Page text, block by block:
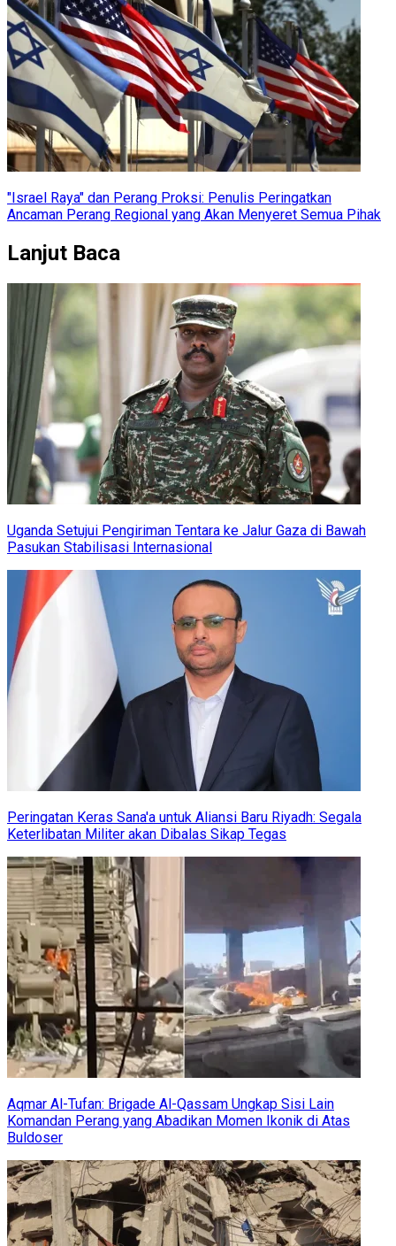
"Israel Raya" dan Perang Proksi: Penulis Peringatkan
Ancaman Perang Regional yang Akan Menyeret Semua Pihak
Lanjut Baca
Uganda Setujui Pengiriman Tentara ke Jalur Gaza di Bawah
Pasukan Stabilisasi Internasional
Peringatan Keras Sana'a untuk Aliansi Baru Riyadh: Segala
Keterlibatan Militer akan Dibalas Sikap Tegas
Aqmar Al-Tufan: Brigade Al-Qassam Ungkap Sisi Lain
Komandan Perang yang Abadikan Momen Ikonik di Atas
Buldoser